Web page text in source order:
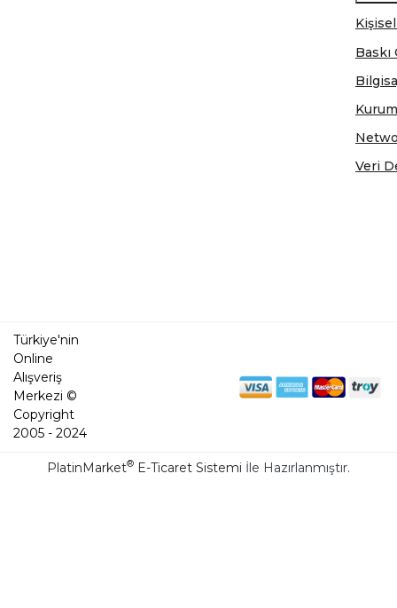
Veri
Türkiye'nin
Online
Alışveriş
Merkezi ©
Copyright
2005 - 2024
PlatinMarket® E-Ticaret Sistemi İle Hazırlanmıştır.